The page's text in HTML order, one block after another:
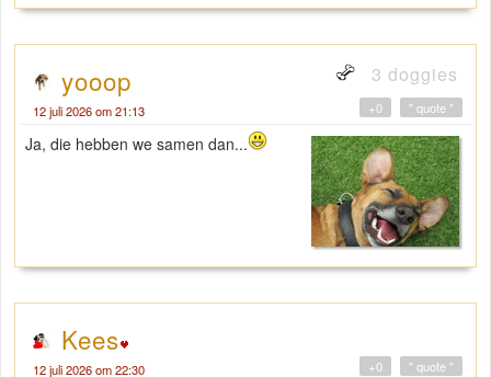
yooop 3 doggies
12 juli 2026 om 21:13 " quote "
+0
Ja, die hebben we samen dan...
Kees
12 juli 2026 om 22:30 " quote "
+0